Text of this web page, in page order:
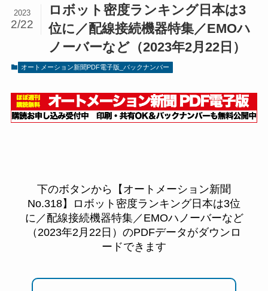
ロボット密度ランキング日本は3
位に／配線接続機器特集／EMOハ
ノーバーなど（2023年2月22日）
2023
2/22
オートメーション新聞PDF電子版_バックナンバー
下のボタンから【オートメーション新聞
No.318】ロボット密度ランキング日本は3位
に／配線接続機器特集／EMOハノーバーなど
（2023年2月22日）のPDFデータがダウンロ
ードできます